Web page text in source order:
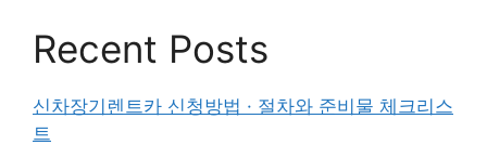
Recent Posts
신차장기렌트카 신청방법 · 절차와 준비물 체크리스
트